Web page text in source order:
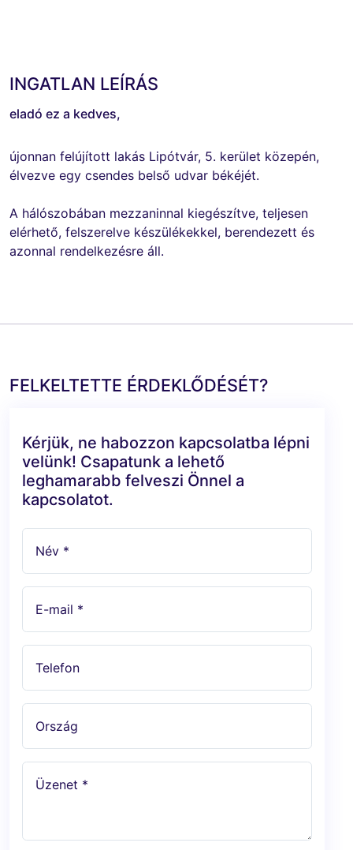
INGATLAN LEÍRÁS
eladó ez a kedves,
újonnan felújított lakás Lipótvár, 5. kerület közepén,
élvezve egy csendes belső udvar békéjét.
A hálószobában mezzaninnal kiegészítve, teljesen
elérhető, felszerelve készülékekkel, berendezett és
azonnal rendelkezésre áll.
FELKELTETTE ÉRDEKLŐDÉSÉT?
Kérjük, ne habozzon kapcsolatba lépni
velünk! Csapatunk a lehető
leghamarabb felveszi Önnel a
kapcsolatot.
Név *
E-mail *
Telefon
Ország
Üzenet *